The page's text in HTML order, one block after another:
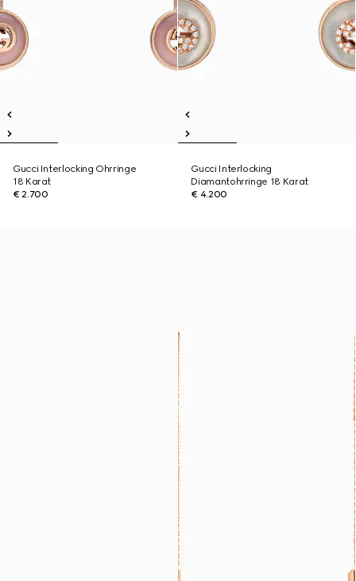
Gucci Interlocking Ohrringe
18 Karat
€ 2.700
Gucci Interlocking
Diamantohrringe 18 Karat
€ 4.200